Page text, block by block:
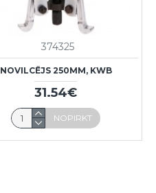
374325
NOVILCĒJS 250MM, KWB
31.54€
NOPIRKT